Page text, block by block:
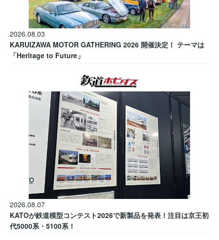
2026.08.03
KARUIZAWA MOTOR GATHERING 2026 開催決定！ テーマは
「Heritage to Future」
2026.08.07
KATOが鉄道模型コンテスト2026で新製品を発表！注目は京王初
代5000系・5100系！